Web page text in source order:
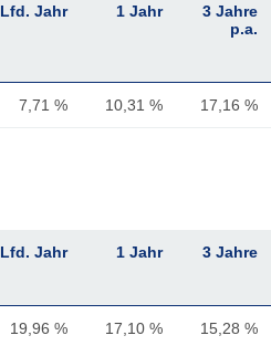
Lfd. Jahr 1 Jahr
3 Jahre
p.a.
7,71 % 10,31 % 17,16 %
Lfd. Jahr 1 Jahr 3 Jahre
19,96 % 17,10 % 15,28 %